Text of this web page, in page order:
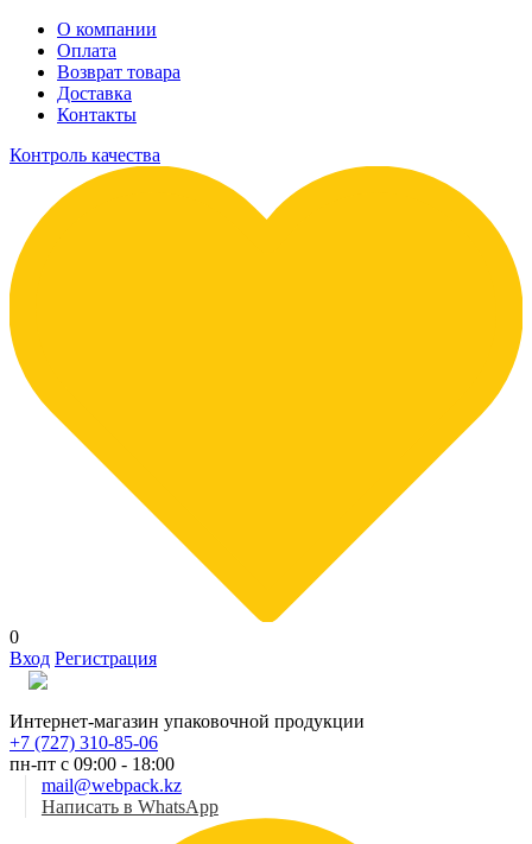
О компании
Оплата
Возврат товара
Доставка
Контакты
Контроль качества
0
Вход Регистрация
Интернет-магазин упаковочной продукции
+7 (727) 310-85-06
пн-пт с 09:00 - 18:00
mail@webpack.kz
Написать в WhatsApp